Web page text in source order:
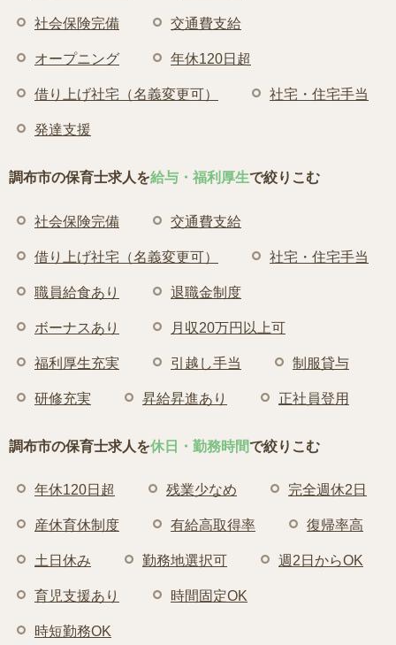
社会保険完備 交通費支給
オープニング 年休120日超
借り上げ社宅（名義変更可） 社宅・住宅手当
発達支援
調布市の保育士求人を給与・福利厚生で絞りこむ
社会保険完備 交通費支給
借り上げ社宅（名義変更可） 社宅・住宅手当
職員給食あり 退職金制度
ボーナスあり 月収20万円以上可
福利厚生充実 引越し手当 制服貸与
研修充実 昇給昇進あり 正社員登用
調布市の保育士求人を休日・勤務時間で絞りこむ
年休120日超 残業少なめ 完全週休2日
産休育休制度 有給高取得率 復帰率高
土日休み 勤務地選択可 週2日からOK
育児支援あり 時間固定OK
時短勤務OK